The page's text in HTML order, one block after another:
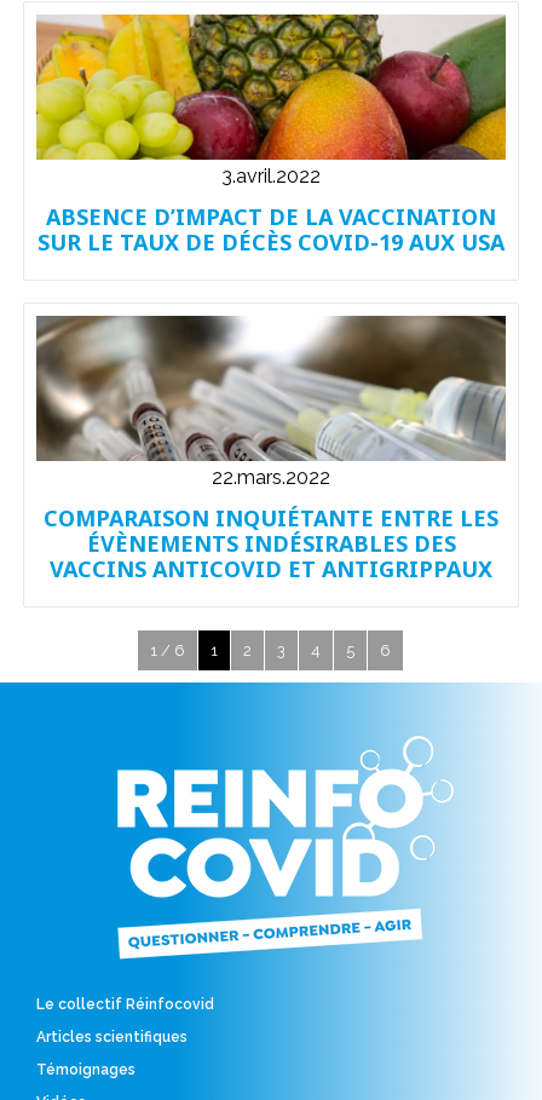
3.avril.2022
ABSENCE D’IMPACT DE LA VACCINATION
SUR LE TAUX DE DÉCÈS COVID-19 AUX USA
22.mars.2022
COMPARAISON INQUIÉTANTE ENTRE LES
ÉVÈNEMENTS INDÉSIRABLES DES
VACCINS ANTICOVID ET ANTIGRIPPAUX
1 / 6 1 2 3 4 5 6
Le collectif Réinfocovid
Articles scientifiques
Témoignages